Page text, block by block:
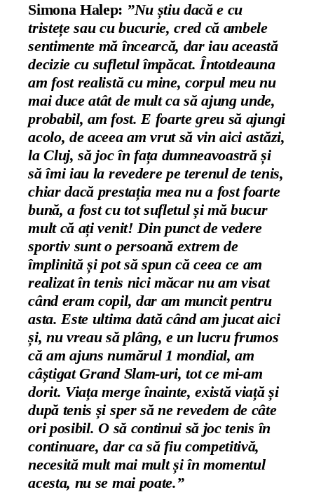
Simona Halep: ”Nu știu dacă e cu
tristețe sau cu bucurie, cred că ambele
sentimente mă încearcă, dar iau această
decizie cu sufletul împăcat. Întotdeauna
am fost realistă cu mine, corpul meu nu
mai duce atât de mult ca să ajung unde,
probabil, am fost. E foarte greu să ajungi
acolo, de aceea am vrut să vin aici astăzi,
la Cluj, să joc în fața dumneavoastră și
să îmi iau la revedere pe terenul de tenis,
chiar dacă prestația mea nu a fost foarte
bună, a fost cu tot sufletul și mă bucur
mult că ați venit! Din punct de vedere
sportiv sunt o persoană extrem de
împlinită și pot să spun că ceea ce am
realizat în tenis nici măcar nu am visat
când eram copil, dar am muncit pentru
asta. Este ultima dată când am jucat aici
și, nu vreau să plâng, e un lucru frumos
că am ajuns numărul 1 mondial, am
câștigat Grand Slam-uri, tot ce mi-am
dorit. Viața merge înainte, există viață și
după tenis și sper să ne revedem de câte
ori posibil. O să continui să joc tenis în
continuare, dar ca să fiu competitivă,
necesită mult mai mult și în momentul
acesta, nu se mai poate.”